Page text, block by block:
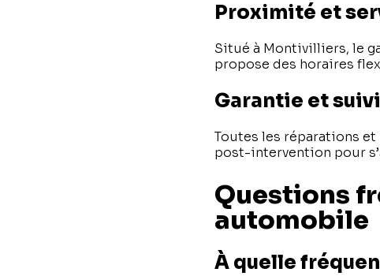
Proximité et
Situé à Montivilliers, le
propose des horaires
Garantie et suivi
Toutes les réparations
post-intervention pour
Questions
automobile
À quelle